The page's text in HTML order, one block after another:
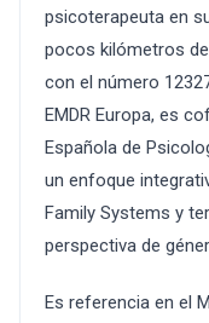
psicoterapeuta en
pocos kilómetros
con el número
EMDR Europa, es
Española de
un enfoque
Family Systems y
perspectiva de
Es referencia en el